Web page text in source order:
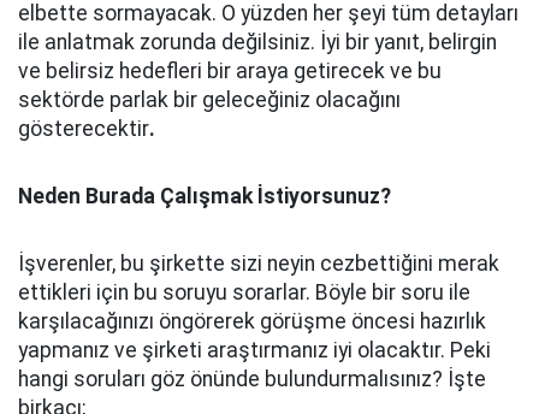
elbette sormayacak. O yüzden her şeyi tüm detayları
ile anlatmak zorunda değilsiniz. İyi bir yanıt, belirgin
ve belirsiz hedefleri bir araya getirecek ve bu
sektörde parlak bir geleceğiniz olacağını
gösterecektir.
Neden Burada Çalışmak İstiyorsunuz?
İşverenler, bu şirkette sizi neyin cezbettiğini merak
ettikleri için bu soruyu sorarlar. Böyle bir soru ile
karşılacağınızı öngörerek görüşme öncesi hazırlık
yapmanız ve şirketi araştırmanız iyi olacaktır. Peki
hangi soruları göz önünde bulundurmalısınız? İşte
birkaçı;